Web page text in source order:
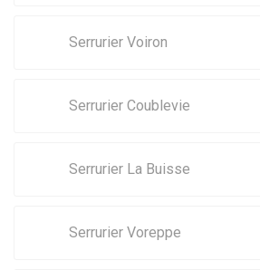
Serrurier Voiron
Serrurier Coublevie
Serrurier La Buisse
Serrurier Voreppe